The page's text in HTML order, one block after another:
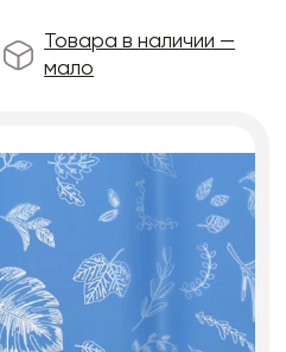
Товара в наличии —
мало